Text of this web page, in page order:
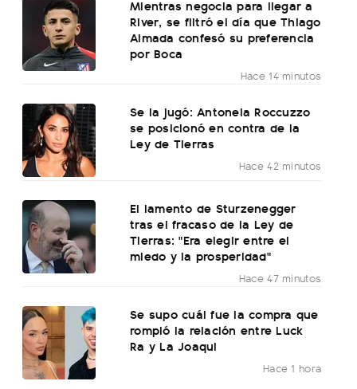
Mientras negocia para llegar a
River, se filtró el día que Thiago
Almada confesó su preferencia
por Boca
Hace 14 minutos
Se la jugó: Antonela Roccuzzo
se posicionó en contra de la
Ley de Tierras
Hace 42 minutos
El lamento de Sturzenegger
tras el fracaso de la Ley de
Tierras: "Era elegir entre el
miedo y la prosperidad"
Hace 47 minutos
Se supo cuál fue la compra que
rompió la relación entre Luck
Ra y La Joaqui
Hace 1 hora